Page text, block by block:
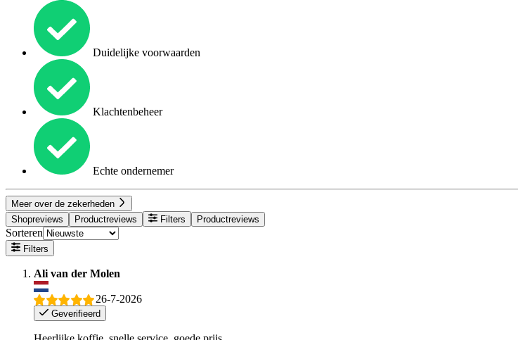
Duidelijke voorwaarden
Klachtenbeheer
Echte ondernemer
Meer over de zekerheden
Shopreviews
Productreviews Filters Productreviews
Sorteren
Filters
Ali van der Molen
26-7-2026
Geverifieerd